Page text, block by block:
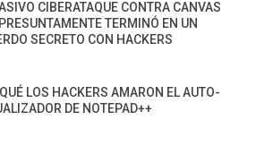
CIBERATAQUE CONTRA CANVAS
TERMINÓ EN UN
SECRETO CON HACKERS
LOS HACKERS AMARON EL AUTO-
DE NOTEPAD++